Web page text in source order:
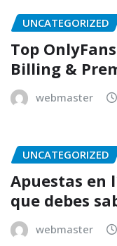
UNCATEGORIZED
Top
Billing &
webmaster
UNCATEGORIZED
Apuestas en
que debes
webmaster